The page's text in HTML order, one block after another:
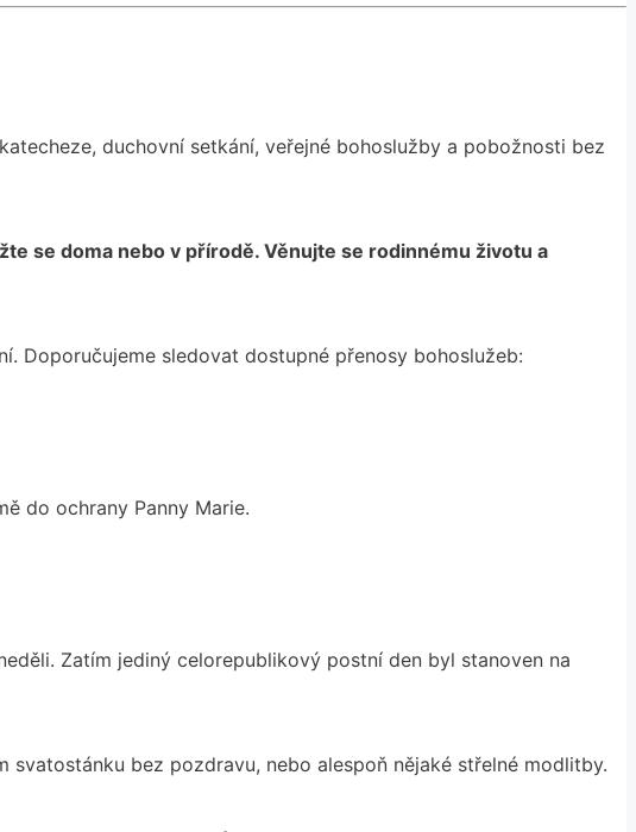
duchovní setkání, veřejné bohoslužby a pobožnosti bez
se doma nebo v přírodě. Věnujte se rodinnému životu a
Doporučujeme sledovat dostupné přenosy bohoslužeb:
do ochrany Panny Marie.
Zatím jediný celorepublikový postní den byl stanoven na
bez pozdravu, nebo alespoň nějaké střelné modlitby.